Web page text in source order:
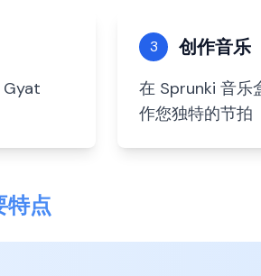
Gyat
3 创作音乐
在 Sprunki 音乐
作您独特的节拍
点